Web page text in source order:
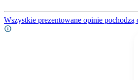
Wszystkie prezentowane opinie